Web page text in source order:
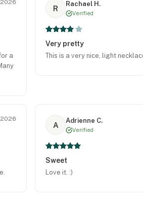
2026
a
R
Rachael H.
Verified
Very pretty
This is a very nice, light
2026
A
Adrienne C.
Verified
Sweet
Love it. :)